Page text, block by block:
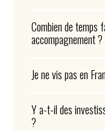
Combien de temps
accompagnement ?
Je ne vis pas en
Y a-t-il des
?